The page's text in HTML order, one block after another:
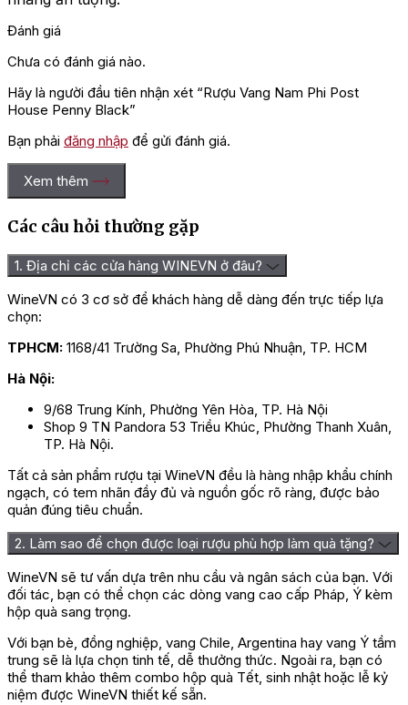
Đánh giá
Chưa có đánh giá nào.
Hãy là người đầu tiên nhận xét “Rượu Vang Nam Phi Post
House Penny Black”
Bạn phải đăng nhập để gửi đánh giá.
Xem thêm
Các câu hỏi thường gặp
1. Địa chỉ các cửa hàng WINEVN ở đâu?
WineVN có 3 cơ sở để khách hàng dễ dàng đến trực tiếp lựa
chọn:
TPHCM: 1168/41 Trường Sa, Phường Phú Nhuận, TP. HCM
Hà Nội:
9/68 Trung Kính, Phường Yên Hòa, TP. Hà Nội
Shop 9 TN Pandora 53 Triều Khúc, Phường Thanh Xuân,
TP. Hà Nội.
Tất cả sản phẩm rượu tại WineVN đều là hàng nhập khẩu chính
ngạch, có tem nhãn đầy đủ và nguồn gốc rõ ràng, được bảo
quản đúng tiêu chuẩn.
2. Làm sao để chọn được loại rượu phù hợp làm quà tặng?
WineVN sẽ tư vấn dựa trên nhu cầu và ngân sách của bạn. Với
đối tác, bạn có thể chọn các dòng vang cao cấp Pháp, Ý kèm
hộp quà sang trọng.
Với bạn bè, đồng nghiệp, vang Chile, Argentina hay vang Ý tầm
trung sẽ là lựa chọn tinh tế, dễ thưởng thức. Ngoài ra, bạn có
thể tham khảo thêm combo hộp quà Tết, sinh nhật hoặc lễ kỷ
niệm được WineVN thiết kế sẵn.